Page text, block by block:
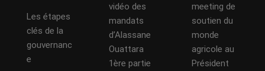
Les étapes
clés de la
gouvernanc
e
vidéo des
mandats
d’Alassane
Ouattara
1ère partie
meeting de
soutien du
monde
agricole au
Président